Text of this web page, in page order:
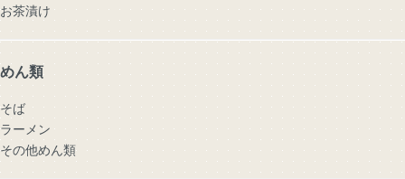
お茶漬け
めん類
そば
ラーメン
その他めん類